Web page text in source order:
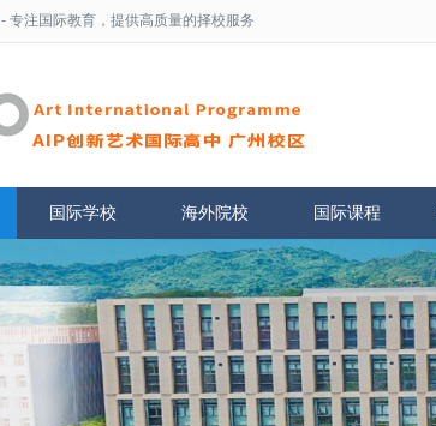
- 专注国际教育，提供高质量的择校服务
国际学校 海外院校 国际课程